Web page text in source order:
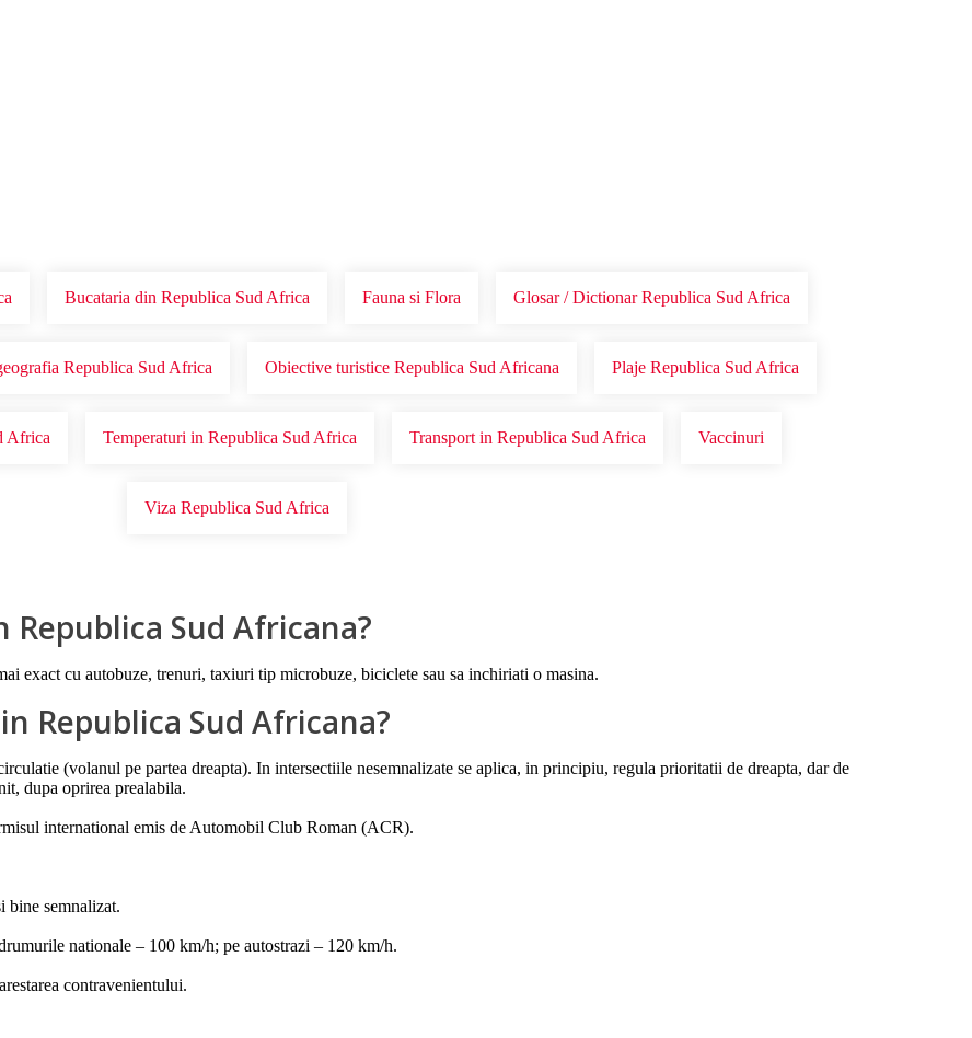
Bucataria din Republica Sud Africa Fauna si Flora Glosar / Dictionar Republica Sud Africa
Republica Sud Africa Obiective turistice Republica Sud Africana Plaje Republica Sud Africa
Africa Temperaturi in Republica Sud Africa Transport in Republica Sud Africa Vaccinuri
Viza Republica Sud Africa
Sud Africana?
exact cu autobuze, trenuri, taxiuri tip microbuze, biciclete sau sa inchiriati o masina.
Republica Sud Africana?
(volanul pe partea dreapta). In intersectiile nesemnalizate se aplica, in principiu, regula prioritatii de dreapta, dar de
dupa oprirea prealabila.
international emis de Automobil Club Roman (ACR).
bine semnalizat.
nationale – 100 km/h; pe autostrazi – 120 km/h.
contravenientului.